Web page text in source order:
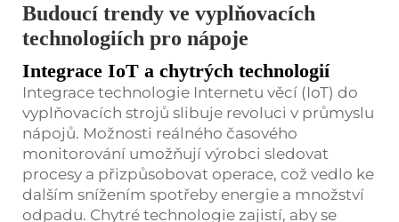
Budoucí trendy ve vyplňovacích
technologiích pro nápoje
Integrace IoT a chytrých technologií
Integrace technologie Internetu věcí (IoT) do
vyplňovacích strojů slibuje revoluci v průmyslu
nápojů. Možnosti reálného časového
monitorování umožňují výrobci sledovat
procesy a přizpůsobovat operace, což vedlo ke
dalším snížením spotřeby energie a množství
odpadu. Chytré technologie zajistí, aby se